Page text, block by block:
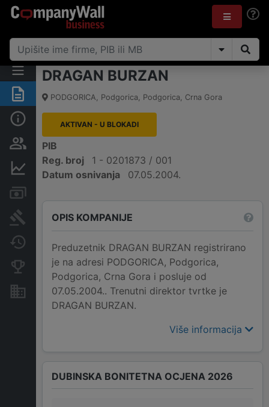
Sažetak
Osobe i vlasništvo
Finansijski podaci
Arhiva sudskih objava
Promjene
Konkurentne kompanije
Nekretnine i imovina
DRAGAN BURZAN
PODGORICA, Podgorica, Podgorica, Crna Gora
AKTIVAN - U BLOKADI
PIB
Reg. broj
1 - 0201873 / 001
Datum osnivanja
07.05.2004.
OPIS KOMPANIJE
Preduzetnik DRAGAN BURZAN registrirano
je na adresi PODGORICA, Podgorica,
Podgorica, Crna Gora i posluje od
07.05.2004.. Trenutni direktor tvrtke je
DRAGAN BURZAN.
Više informacija
DUBINSKA BONITETNA OCJENA 2026